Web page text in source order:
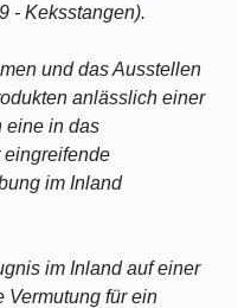
- Keksstangen).
und das Ausstellen
anlässlich einer
eine in das
eingreifende
im Inland
im Inland auf einer
Vermutung für ein